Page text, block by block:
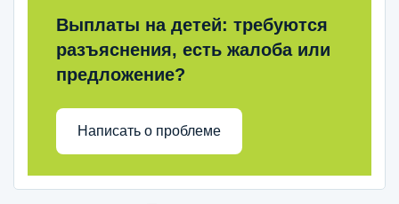
Выплаты на детей: требуются
разъяснения, есть жалоба или
предложение?
Написать о проблеме